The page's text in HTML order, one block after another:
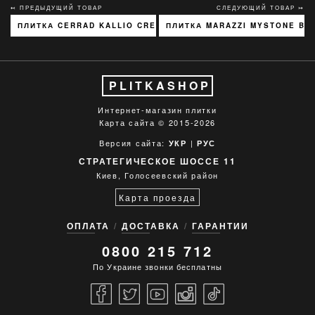
↢ ПРЕДЫДУЩИЙ ТОВАР
ПЛИТКА CERRAD KALLIO CREAM 3768 15X45
СЛЕДУЮЩИЙ ТОВАР ↣
ПЛИТКА MARAZZI MYSTONE
PLITKASHOP
Интернет-магазин плитки
Карта сайта © 2015-2026
Версия сайта: УКР | РУС
СТРАТЕГИЧЕСКОЕ ШОССЕ 11
Киев, Голосеевский район
Карта проезда
ОПЛАТА ДОСТАВКА ГАРАНТИИ
0800 215 712
По Украине звонки бесплатны